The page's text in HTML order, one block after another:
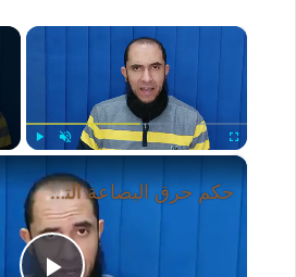
×
Fullscreen
×
حكم حرق البضاعة التي تم شراؤها بالتقسيط | فتوى مهمة من د. أحمد رجب